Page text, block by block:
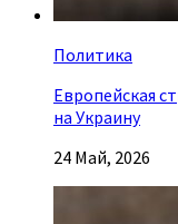
Политика
Европейская
на Украину
24 Май, 2026